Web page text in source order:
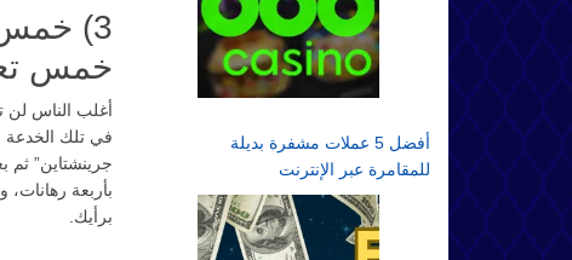
3)
خمس
أغلب الناس لن
في تلك الخدعة
جرينشتاين”
برأيك.
أفضل 5 عملات مشفرة بديلة
للمقامرة عبر الإنترنت